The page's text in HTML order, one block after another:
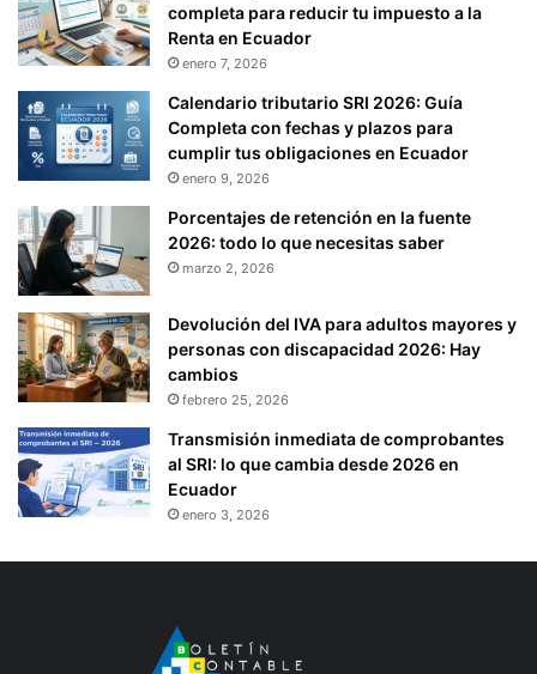
completa para reducir tu impuesto a la
Renta en Ecuador
enero 7, 2026
Calendario tributario SRI 2026: Guía
Completa con fechas y plazos para
cumplir tus obligaciones en Ecuador
enero 9, 2026
Porcentajes de retención en la fuente
2026: todo lo que necesitas saber
marzo 2, 2026
Devolución del IVA para adultos mayores y
personas con discapacidad 2026: Hay
cambios
febrero 25, 2026
Transmisión inmediata de comprobantes
al SRI: lo que cambia desde 2026 en
Ecuador
enero 3, 2026